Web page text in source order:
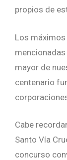
propios de
Los
mayor de
centenario
Cabe
Santo Vía
concurso